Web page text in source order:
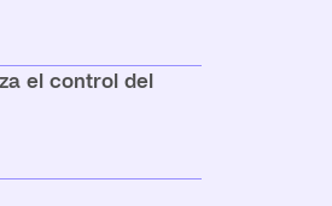
el control del